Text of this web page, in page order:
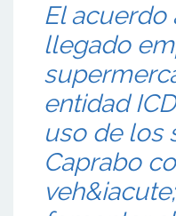
El acuerdo
llegado
entidad
uso de los
Caprabo